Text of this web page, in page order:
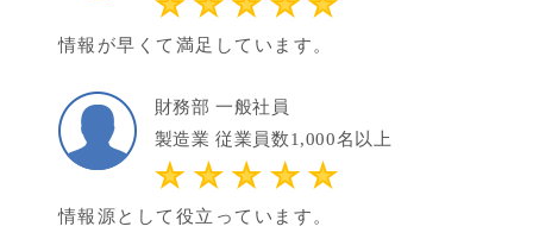
情報が早くて満足しています。
財務部 一般社員
製造業 従業員数1,000名以上
情報源として役立っています。